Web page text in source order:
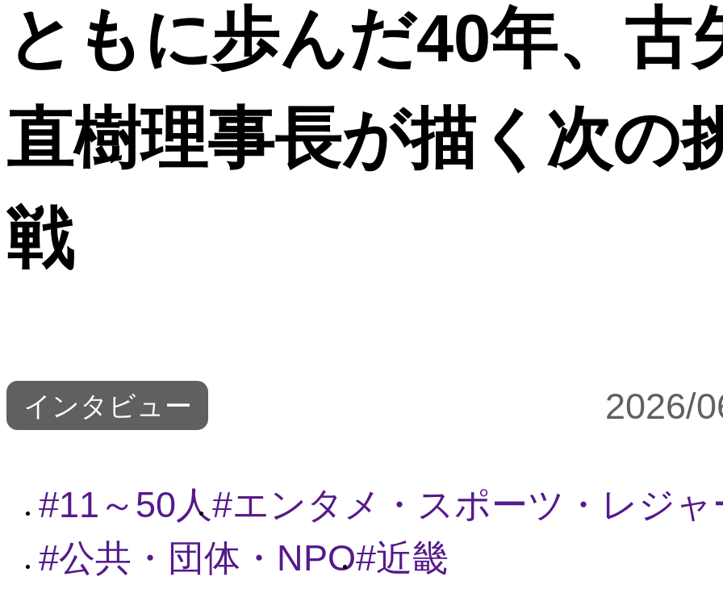
ともに歩んだ40年、古
直樹理事長が描く次の
戦
インタビュー 2026/
11～50人
エンタメ・スポーツ・レジャ
公共・団体・NPO 近畿